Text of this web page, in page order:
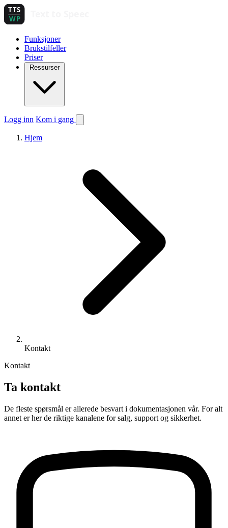
Funksjoner
Brukstilfeller
Priser
Ressurser
Logg inn Kom i gang
Hjem
Kontakt
Kontakt
Ta kontakt
De fleste spørsmål er allerede besvart i dokumentasjonen vår. For alt
annet er her de riktige kanalene for salg, support og sikkerhet.